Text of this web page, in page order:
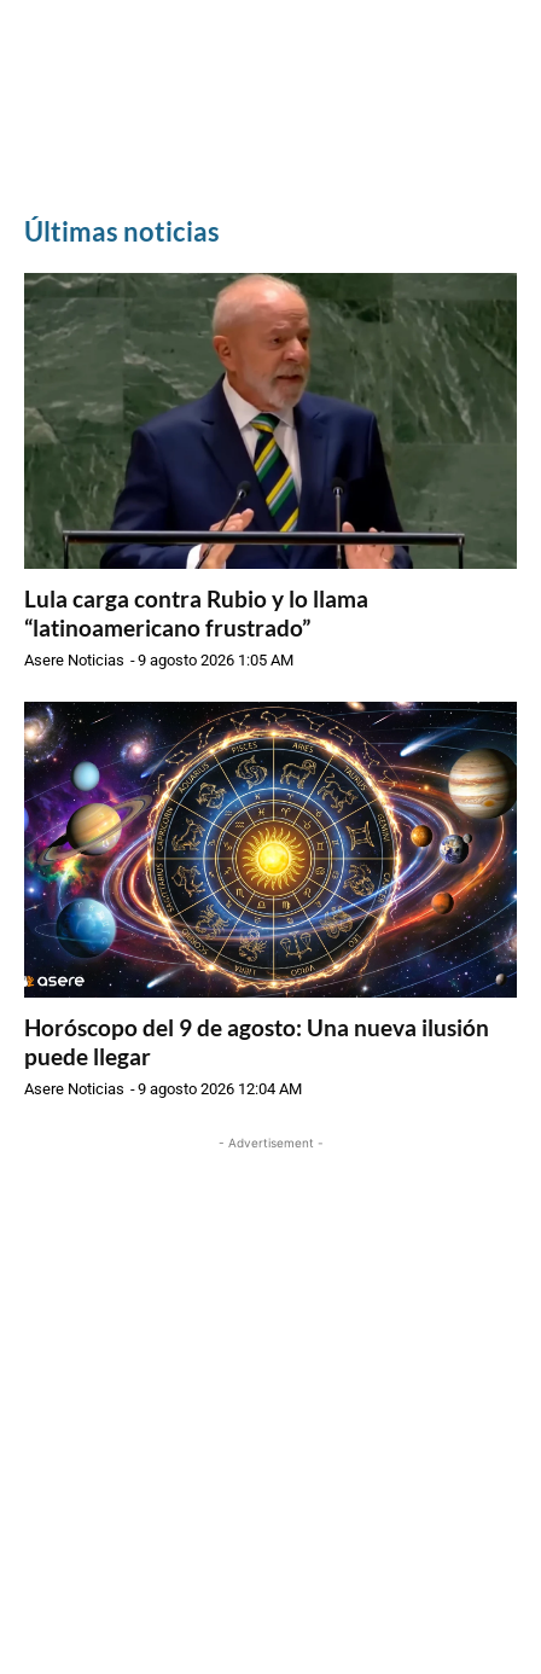
Últimas noticias
Lula carga contra Rubio y lo llama
“latinoamericano frustrado”
Asere Noticias -9 agosto 2026 1:05 AM
Horóscopo del 9 de agosto: Una nueva ilusión
puede llegar
Asere Noticias -9 agosto 2026 12:04 AM
- Advertisement -